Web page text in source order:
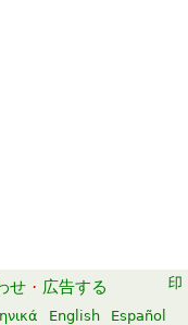
せ · 広告する
English Español